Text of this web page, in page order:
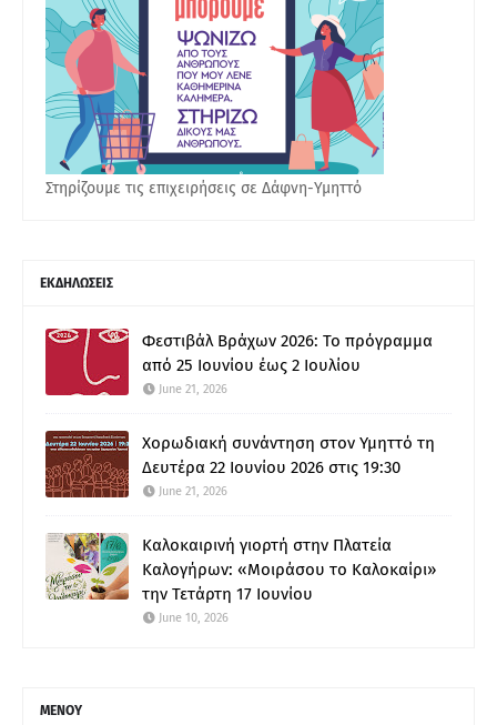
Στηρίζουμε τις επιχειρήσεις σε Δάφνη-Υμηττό
ΕΚΔΗΛΩΣΕΙΣ
Φεστιβάλ Βράχων 2026: Το πρόγραμμα
από 25 Ιουνίου έως 2 Ιουλίου
June 21, 2026
Χορωδιακή συνάντηση στον Υμηττό τη
Δευτέρα 22 Ιουνίου 2026 στις 19:30
June 21, 2026
Καλοκαιρινή γιορτή στην Πλατεία
Καλογήρων: «Μοιράσου το Καλοκαίρι»
την Τετάρτη 17 Ιουνίου
June 10, 2026
ΜΕΝΟΥ